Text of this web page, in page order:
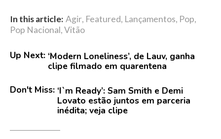
In this article: Agir, Featured, Lançamentos, Pop,
Pop Nacional,Vitão
Up Next: ‘Modern Loneliness’, de Lauv, ganha
clipe filmado em quarentena
Don't Miss: ‘I`m Ready’: Sam Smith e Demi
Lovato estão juntos em parceria
inédita; veja clipe